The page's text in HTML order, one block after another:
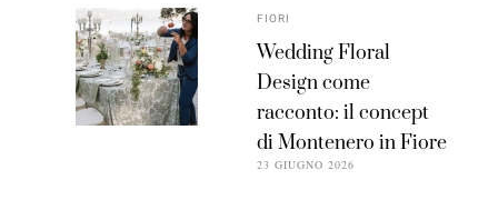
FIORI
Wedding Floral
Design come
racconto: il concept
di Montenero in Fiore
23 GIUGNO 2026